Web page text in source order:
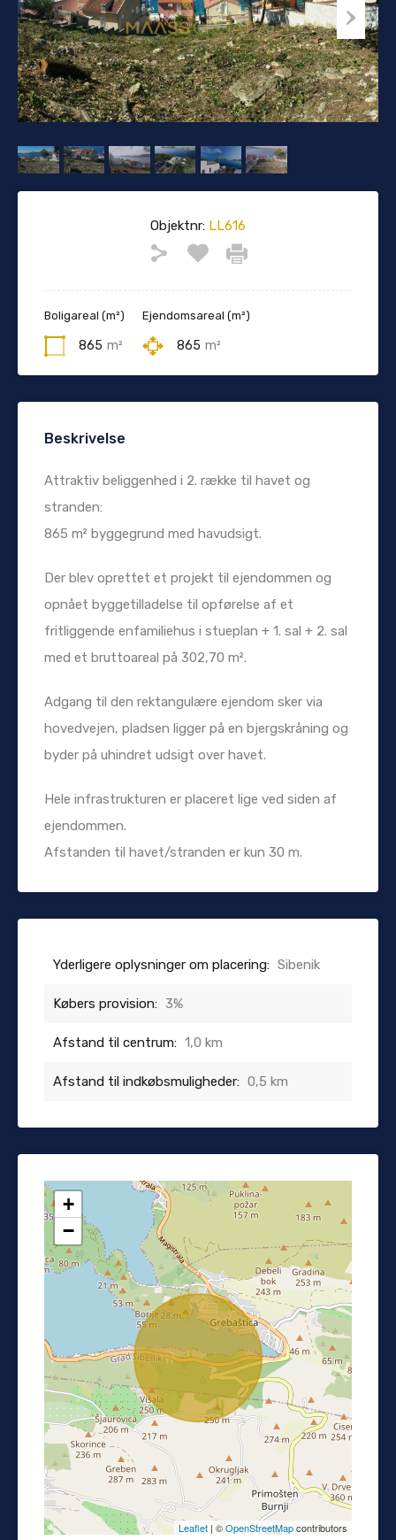
Objektnr: LL616
Boligareal (m²)
865 m²
Ejendomsareal (m²)
865 m²
Beskrivelse
Attraktiv beliggenhed i 2. række til havet og
stranden:
865 m² byggegrund med havudsigt.
Der blev oprettet et projekt til ejendommen og
opnået byggetilladelse til opførelse af et
fritliggende enfamiliehus i stueplan + 1. sal + 2. sal
med et bruttoareal på 302,70 m².
Adgang til den rektangulære ejendom sker via
hovedvejen, pladsen ligger på en bjergskråning og
byder på uhindret udsigt over havet.
Hele infrastrukturen er placeret lige ved siden af ​​
ejendommen.
Afstanden til havet/stranden er kun 30 m.
Yderligere oplysninger om placering: Sibenik
Købers provision: 3%
Afstand til centrum: 1,0 km
Afstand til indkøbsmuligheder: 0,5 km
+
−
Leaflet | ©OpenStreetMapcontributors